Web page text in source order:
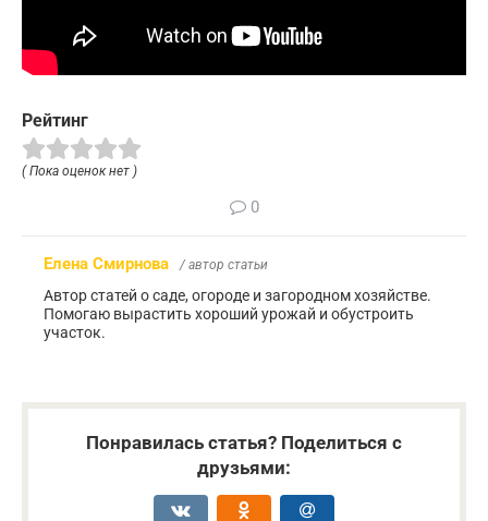
Рейтинг
( Пока оценок нет )
0
Елена Смирнова / автор статьи
Автор статей о саде, огороде и загородном хозяйстве.
Помогаю вырастить хороший урожай и обустроить
участок.
Понравилась статья? Поделиться с
друзьями: